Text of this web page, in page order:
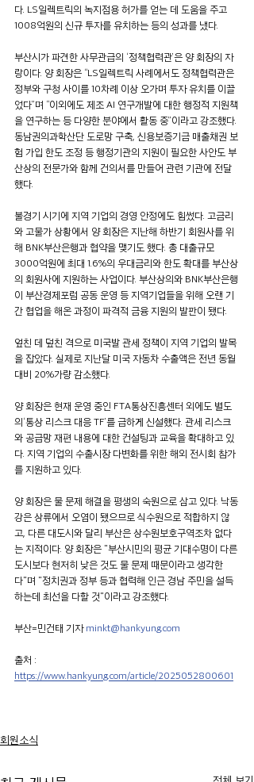
다. LS일렉트릭의 녹지점용 허가를 얻는 데 도움을 주고
1008억원의 신규 투자를 유치하는 등의 성과를 냈다.
부산시가 파견한 사무관급의 ‘정책협력관’은 양 회장의 자
랑이다. 양 회장은 “LS일렉트릭 사례에서도 정책협력관은
정부와 구청 사이를 10차례 이상 오가며 투자 유치를 이끌
었다”며 “이외에도 제조 AI 연구개발에 대한 행정적 지원책
을 연구하는 등 다양한 분야에서 활동 중”이라고 강조했다.
동남권의과학산단 도로망 구축, 신용보증기금 매출채권 보
험 가입 한도 조정 등 행정기관의 지원이 필요한 사안도 부
산상의 전문가와 함께 건의서를 만들어 관련 기관에 전달
했다.
불경기 시기에 지역 기업의 경영 안정에도 힘썼다. 고금리
와 고물가 상황에서 양 회장은 지난해 하반기 회원사를 위
해 BNK부산은행과 협약을 맺기도 했다. 총 대출규모
3000억원에 최대 1.6%의 우대금리와 한도 확대를 부산상
의 회원사에 지원하는 사업이다. 부산상의와 BNK부산은행
이 부산경제포럼 공동 운영 등 지역기업들을 위해 오랜 기
간 협업을 해온 과정이 파격적 금융 지원의 발판이 됐다.
엎친 데 덮친 격으로 미국발 관세 정책이 지역 기업의 발목
을 잡았다. 실제로 지난달 미국 자동차 수출액은 전년 동월
대비 20%가량 감소했다.
양 회장은 현재 운영 중인 FTA통상진흥센터 외에도 별도
의‘통상 리스크 대응 TF’를 급하게 신설했다. 관세 리스크
와 공급망 재편 내용에 대한 컨설팅과 교육을 확대하고 있
다. 지역 기업의 수출시장 다변화를 위한 해외 전시회 참가
를 지원하고 있다.
양 회장은 물 문제 해결을 평생의 숙원으로 삼고 있다. 낙동
강은 상류에서 오염이 됐으므로 식수원으로 적합하지 않
고, 다른 대도시와 달리 부산은 상수원보호구역조차 없다
는 지적이다. 양 회장은 "부산시민의 평균 기대수명이 다른
도시보다 현저히 낮은 것도 물 문제 때문이라고 생각한
다"며 "정치권과 정부 등과 협력해 인근 경남 주민을 설득
하는데 최선을 다할 것"이라고 강조했다.
부산=민건태 기자 minkt@hankyung.com
출처 :
https://www.hankyung.com/article/2025052800601
회원소식
전체 보기